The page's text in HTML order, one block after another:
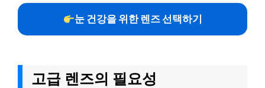
눈 건강을 위한 렌즈 선택하기
고급 렌즈의 필요성